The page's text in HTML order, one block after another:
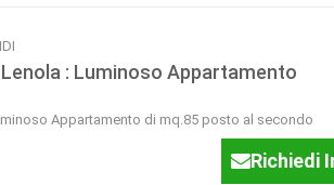
: Luminoso Appartamento
Appartamento di mq.85 posto al secondo
Richiedi